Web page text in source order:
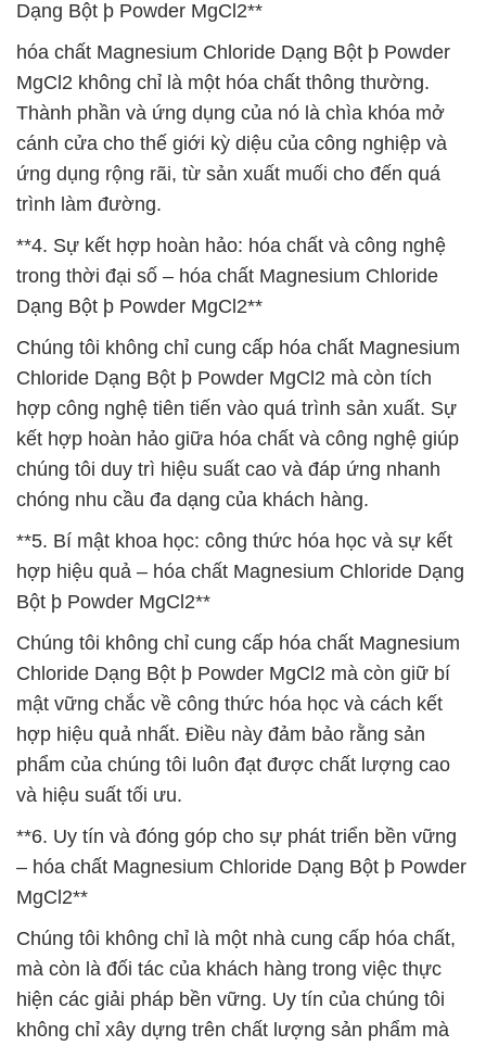
Dạng Bột þ Powder MgCl2**
hóa chất Magnesium Chloride Dạng Bột þ Powder
MgCl2 không chỉ là một hóa chất thông thường.
Thành phần và ứng dụng của nó là chìa khóa mở
cánh cửa cho thế giới kỳ diệu của công nghiệp và
ứng dụng rộng rãi, từ sản xuất muối cho đến quá
trình làm đường.
**4. Sự kết hợp hoàn hảo: hóa chất và công nghệ
trong thời đại số – hóa chất Magnesium Chloride
Dạng Bột þ Powder MgCl2**
Chúng tôi không chỉ cung cấp hóa chất Magnesium
Chloride Dạng Bột þ Powder MgCl2 mà còn tích
hợp công nghệ tiên tiến vào quá trình sản xuất. Sự
kết hợp hoàn hảo giữa hóa chất và công nghệ giúp
chúng tôi duy trì hiệu suất cao và đáp ứng nhanh
chóng nhu cầu đa dạng của khách hàng.
**5. Bí mật khoa học: công thức hóa học và sự kết
hợp hiệu quả – hóa chất Magnesium Chloride Dạng
Bột þ Powder MgCl2**
Chúng tôi không chỉ cung cấp hóa chất Magnesium
Chloride Dạng Bột þ Powder MgCl2 mà còn giữ bí
mật vững chắc về công thức hóa học và cách kết
hợp hiệu quả nhất. Điều này đảm bảo rằng sản
phẩm của chúng tôi luôn đạt được chất lượng cao
và hiệu suất tối ưu.
**6. Uy tín và đóng góp cho sự phát triển bền vững
– hóa chất Magnesium Chloride Dạng Bột þ Powder
MgCl2**
Chúng tôi không chỉ là một nhà cung cấp hóa chất,
mà còn là đối tác của khách hàng trong việc thực
hiện các giải pháp bền vững. Uy tín của chúng tôi
không chỉ xây dựng trên chất lượng sản phẩm mà